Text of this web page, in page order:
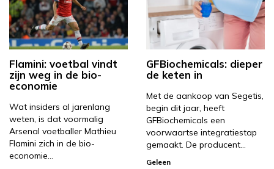
Flamini: voetbal vindt
zijn weg in de bio-
economie
Wat insiders al jarenlang
weten, is dat voormalig
Arsenal voetballer Mathieu
Flamini zich in de bio-
economie…
GFBiochemicals: dieper
de keten in
Met de aankoop van Segetis,
begin dit jaar, heeft
GFBiochemicals een
voorwaartse integratiestap
gemaakt. De producent…
Geleen